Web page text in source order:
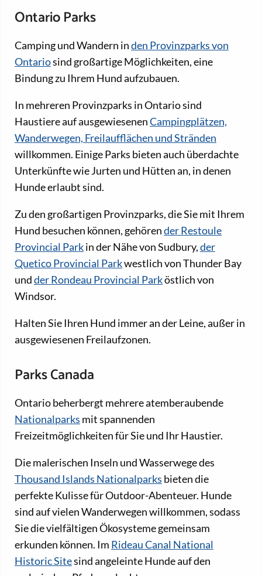
Ontario Parks
Camping und Wandern inden Provinzparks von
Ontariosind großartige Möglichkeiten, eine
Bindung zu Ihrem Hund aufzubauen.
In mehreren Provinzparks in Ontario sind
Haustiere auf ausgewiesenenCampingplätzen,
Wanderwegen, Freilaufflächen und Stränden
willkommen. Einige Parks bieten auch überdachte
Unterkünfte wie Jurten und Hütten an, in denen
Hunde erlaubt sind.
Zu den großartigen Provinzparks, die Sie mit Ihrem
Hund besuchen können, gehörender Restoule
Provincial Parkin der Nähe von Sudbury,der
Quetico Provincial Parkwestlich von Thunder Bay
undder Rondeau Provincial Parköstlich von
Windsor.
Halten Sie Ihren Hund immer an der Leine, außer in
ausgewiesenen Freilaufzonen.
Parks Canada
Ontario beherbergt mehrere atemberaubende
Nationalparks mit spannenden
Freizeitmöglichkeiten für Sie und Ihr Haustier.
Die malerischen Inseln und Wasserwege des
Thousand Islands Nationalparks bieten die
perfekte Kulisse für Outdoor-Abenteuer. Hunde
sind auf vielen Wanderwegen willkommen, sodass
Sie die vielfältigen Ökosysteme gemeinsam
erkunden können. Im Rideau Canal National
Historic Sitesind angeleinte Hunde auf den